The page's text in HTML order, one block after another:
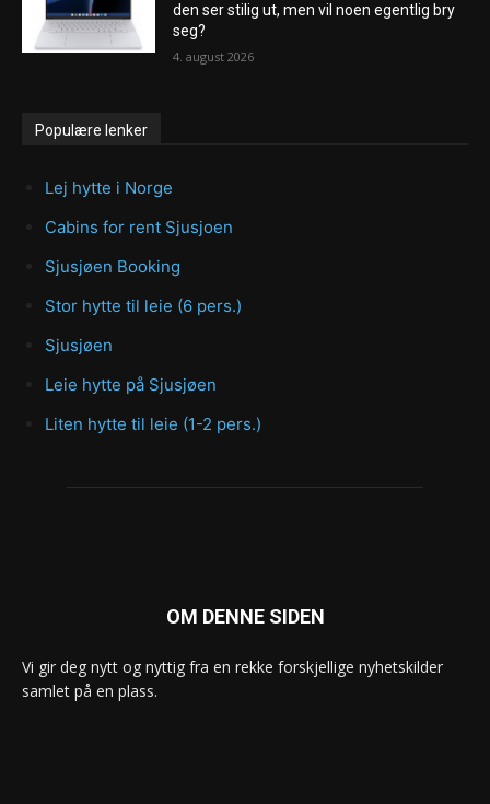
den ser stilig ut, men vil noen egentlig bry
seg?
4. august 2026
Populære lenker
Lej hytte i Norge
Cabins for rent Sjusjoen
Sjusjøen Booking
Stor hytte til leie (6 pers.)
Sjusjøen
Leie hytte på Sjusjøen
Liten hytte til leie (1-2 pers.)
OM DENNE SIDEN
Vi gir deg nytt og nyttig fra en rekke forskjellige nyhetskilder
samlet på en plass.